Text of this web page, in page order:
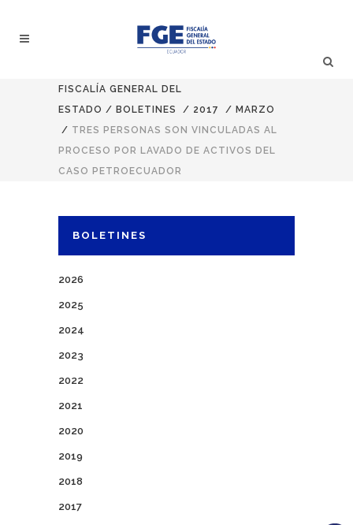
FISCALÍA GENERAL DEL
ESTADO / BOLETINES / 2017 / MARZO
/ TRES PERSONAS SON VINCULADAS AL
PROCESO POR LAVADO DE ACTIVOS DEL
CASO PETROECUADOR
BOLETINES
2026
2025
2024
2023
2022
2021
2020
2019
2018
2017